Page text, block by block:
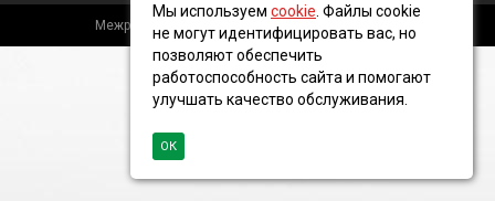
Межрегиональная кабельная компания, 2016 ©
Мы используем cookie . Файлы cookie
не могут идентифицировать вас, но
позволяют обеспечить
работоспособность сайта и помогают
улучшать качество обслуживания.
ОК